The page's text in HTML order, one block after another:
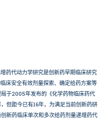
药代动力学研究是创新药早期临床研究
床安全有效剂量探索、确定给药方案等
于2005年发布的《化学药物临床药代
但距今已有16年，为满足当前创新药研
新药临床单次和多次给药剂量递增药代